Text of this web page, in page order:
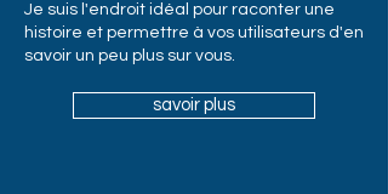
TRANSPORT ET INGÉNIERIE ROUTIÈRE
Je suis un paragraphe. Cliquez ici pour
Je suis l'endroit idéal pour raconter une
Je suis l'endroit idéal pour raconter une
histoire et permettre à vos utilisateurs d'en
savoir un peu plus sur vous.
savoir plus